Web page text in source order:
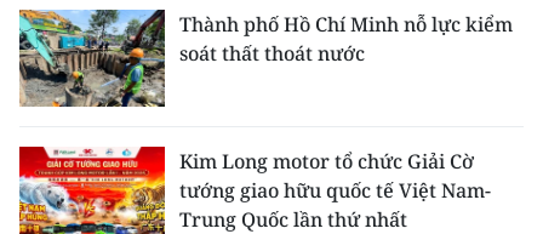
Thành phố Hồ Chí Minh nỗ lực kiểm
soát thất thoát nước
Kim Long motor tổ chức Giải Cờ
tướng giao hữu quốc tế Việt Nam-
Trung Quốc lần thứ nhất